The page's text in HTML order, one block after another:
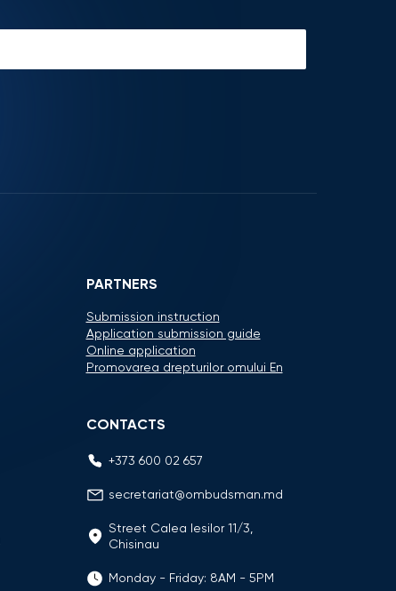
PARTNERS
Submission instruction
Application submission guide
Online application
Promovarea drepturilor omului En
CONTACTS
+373 600 02 657
secretariat@ombudsman.md
Street Calea Iesilor 11/3,
Chisinau
Monday - Friday: 8AM - 5PM